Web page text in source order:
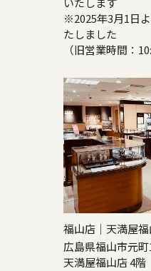
※2025年3月1日
たしました
（旧営業時間：
福山店｜天満屋
広島県福山市元
天満屋福山店 4階